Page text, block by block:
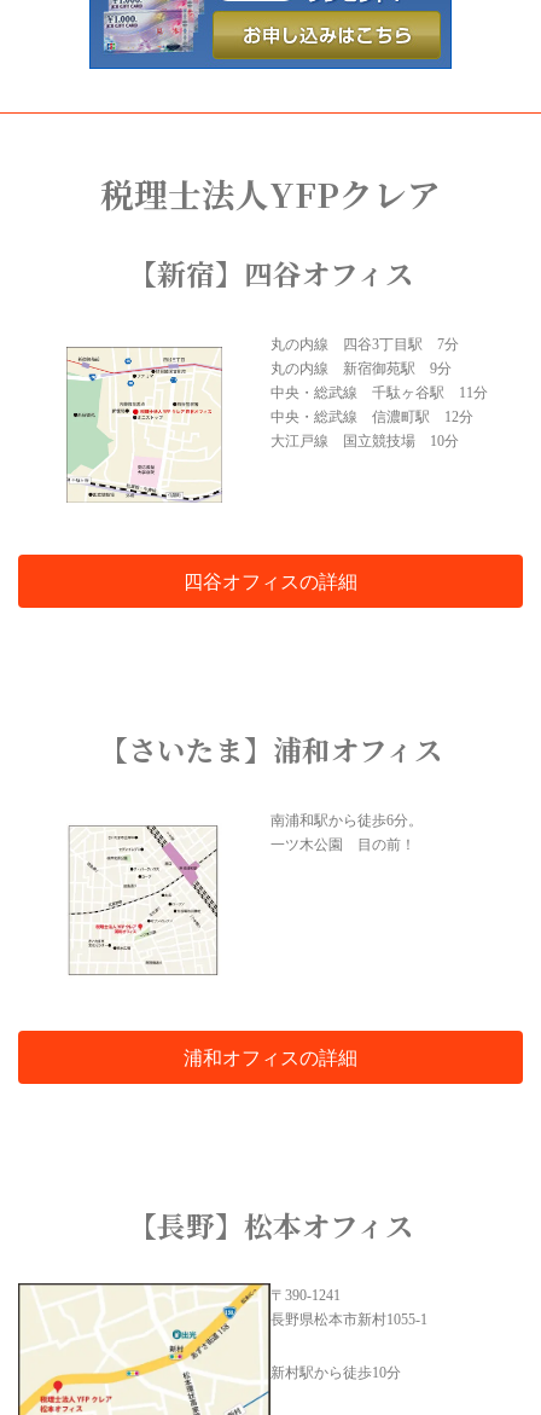
税理士法人YFPクレア
【新宿】四谷オフィス
丸の内線 四谷3丁目駅 7分
丸の内線 新宿御苑駅 9分
中央・総武線 千駄ヶ谷駅 11分
中央・総武線 信濃町駅 12分
大江戸線 国立競技場 10分
四谷オフィスの詳細
【さいたま】浦和オフィス
南浦和駅から徒歩6分。
一ツ木公園 目の前！
浦和オフィスの詳細
【長野】松本オフィス
〒390-1241
長野県松本市新村1055-1
新村駅から徒歩10分